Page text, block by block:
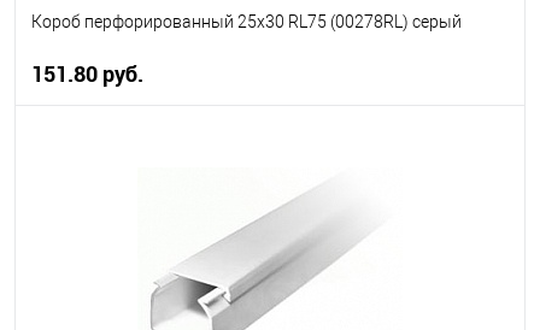
Короб перфорированный 25x30 RL75 (00278RL) серый
151.80 руб.